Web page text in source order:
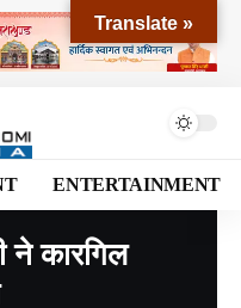
ENTERTAINMENT
>शौर्य दिवस पर मुख्यमंत्री ने कारगिल शहीदों को दी श्रद्धांजलि
ने कारगिल
Translate »